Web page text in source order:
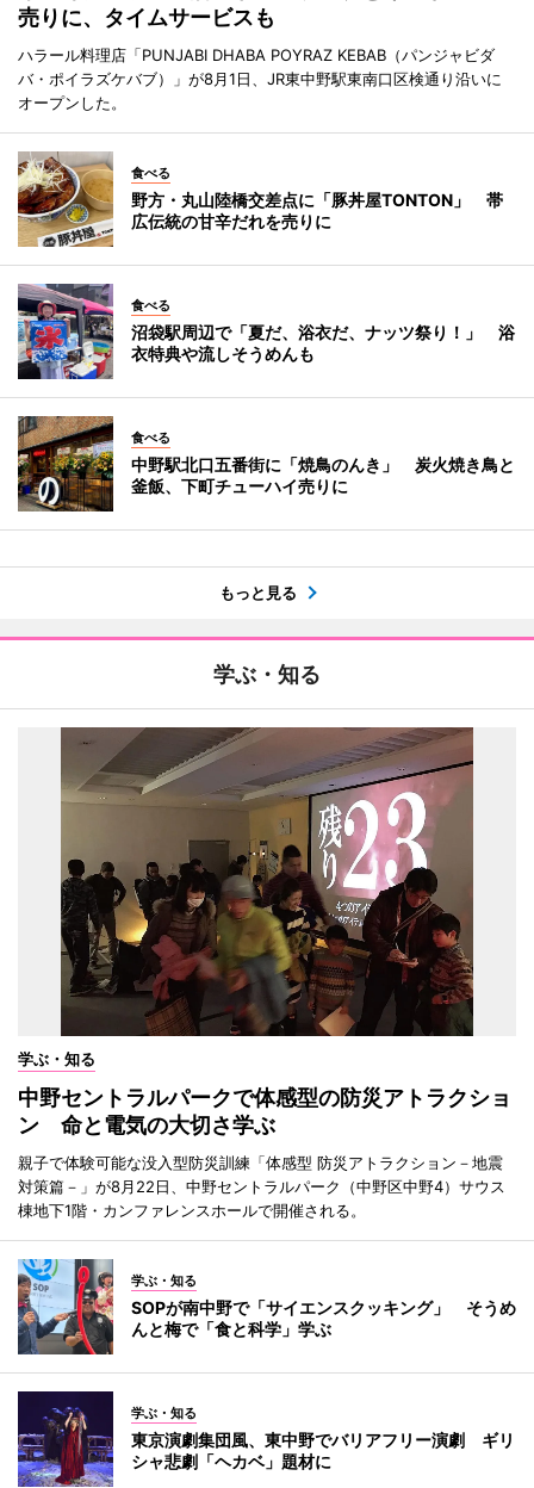
売りに、タイムサービスも
ハラール料理店「PUNJABI DHABA POYRAZ KEBAB（パンジャビダ
バ・ポイラズケバブ）」が8月1日、JR東中野駅東南口区検通り沿いに
オープンした。
食べる
野方・丸山陸橋交差点に「豚丼屋TONTON」 帯
広伝統の甘辛だれを売りに
食べる
沼袋駅周辺で「夏だ、浴衣だ、ナッツ祭り！」 浴
衣特典や流しそうめんも
食べる
中野駅北口五番街に「焼鳥のんき」 炭火焼き鳥と
釜飯、下町チューハイ売りに
もっと見る
学ぶ・知る
学ぶ・知る
中野セントラルパークで体感型の防災アトラクショ
ン 命と電気の大切さ学ぶ
親子で体験可能な没入型防災訓練「体感型 防災アトラクション－地震
対策篇－」が8月22日、中野セントラルパーク（中野区中野4）サウス
棟地下1階・カンファレンスホールで開催される。
学ぶ・知る
SOPが南中野で「サイエンスクッキング」 そうめ
んと梅で「食と科学」学ぶ
学ぶ・知る
東京演劇集団風、東中野でバリアフリー演劇 ギリ
シャ悲劇「ヘカベ」題材に